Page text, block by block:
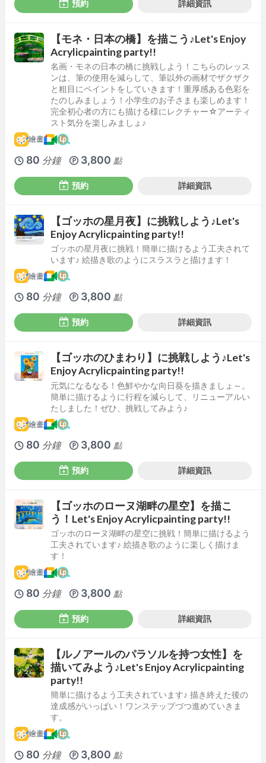
預約 詳細資訊
【モネ・日本の橋】を描こう♪Let's Enjoy
Acrylicpainting party!!
名画・モネの日本の橋に挑戦しよう！こちらのレッス
ンは、筆の使用を減らして、筆以外の画材でザクザク
と粗目にペイントをしていきます！重厚感ある色彩を
たのしみましょう！小学生のお子さまも楽しめます！
完全初心者の方にも描ける様にレクチャー☆アーティ
スト気分を楽しみましょ♪
繪畫
80 分鐘 3,800 點
預約 詳細資訊
【ゴッホの星月夜】に挑戦しよう♪Let's
Enjoy Acrylicpainting party!!
ゴッホの星月夜に挑戦！簡単に描けるよう工夫されて
います♪ 絵描き歌のようにスラスラと描けます！
繪畫
80 分鐘 3,800 點
預約 詳細資訊
【ゴッホのひまわり】に挑戦しよう♪Let's
Enjoy Acrylicpainting party!!
元気になるなる！色鮮やかな向日葵を描きましょ～。
簡単に描けるように行程を減らして、リニューアルい
たしました！ぜひ、挑戦してみよう♪
繪畫
80 分鐘 3,800 點
預約 詳細資訊
【ゴッホのローヌ湖畔の星空】を描こ
う！Let's Enjoy Acrylicpainting party!!
ゴッホのローヌ湖畔の星空に挑戦！簡単に描けるよう
工夫されています♪ 絵描き歌のように楽しく描けま
す！
繪畫
80 分鐘 3,800 點
預約 詳細資訊
【ルノアールのパラソルを持つ女性】を
描いてみよう♪Let's Enjoy Acrylicpainting
party!!
簡単に描けるよう工夫されています♪ 描き終えた後の
達成感がいっぱい！ワンステップづつ進めていきま
す。
繪畫
80 分鐘 3,800 點